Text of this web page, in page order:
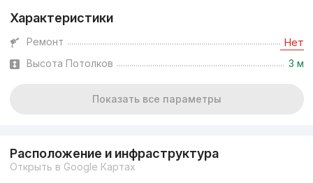
Характеристики
Ремонт Нет
Высота Потолков 3 м
Показать все параметры
Расположение и инфраструктура
Открыть в Google Картах